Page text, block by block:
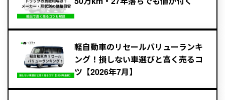
軽自動車のリセールバリューランキ
ング！損しない車選びと高く売るコ
ツ【2026年7月】